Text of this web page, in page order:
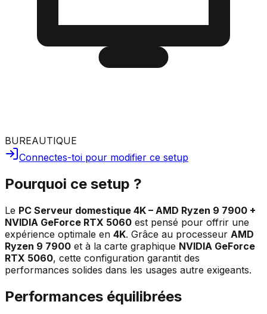
BUREAUTIQUE
Connectes-toi pour modifier ce setup
Pourquoi ce setup ?
Le PC Serveur domestique 4K – AMD Ryzen 9 7900 +
NVIDIA GeForce RTX 5060 est pensé pour offrir une
expérience optimale en 4K. Grâce au processeur AMD
Ryzen 9 7900 et à la carte graphique NVIDIA GeForce
RTX 5060, cette configuration garantit des
performances solides dans les usages autre exigeants.
Performances équilibrées